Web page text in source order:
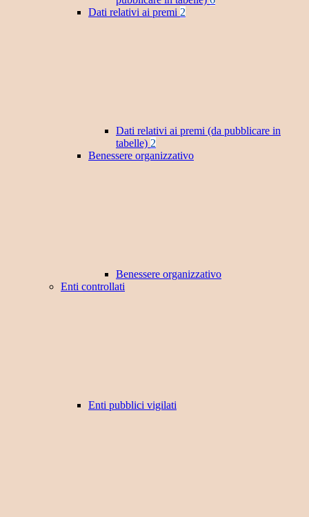
Dati relativi ai premi 2
Dati relativi ai premi (da pubblicare in
tabelle) 2
Benessere organizzativo
Benessere organizzativo
Enti controllati
Enti pubblici vigilati